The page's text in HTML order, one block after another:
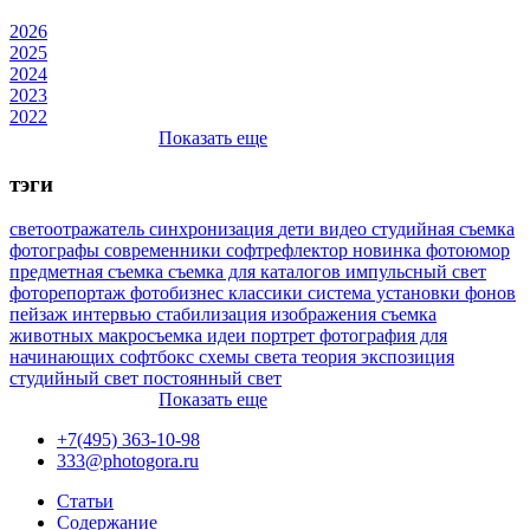
2026
2025
2024
2023
2022
Показать еще
тэги
светоотражатель синхронизация дети видео студийная съемка
фотографы современники софтрефлектор новинка фотоюмор
предметная съемка съемка для каталогов импульсный свет
фоторепортаж фотобизнес классики система установки фонов
пейзаж интервью стабилизация изображения съемка
животных макросъемка идеи портрет фотография для
начинающих софтбокс схемы света теория экспозиция
студийный свет постоянный свет
Показать еще
+7(495) 363-10-98
333@photogora.ru
Статьи
Содержание